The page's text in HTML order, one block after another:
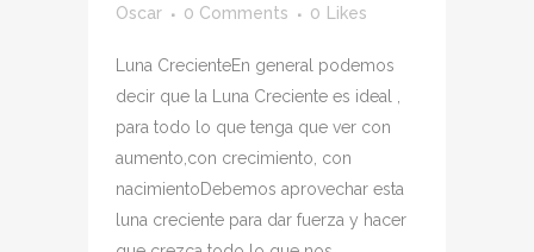
Oscar
0 Comments 0 Likes
Luna CrecienteEn general podemos
decir que la Luna Creciente es ideal ,
para todo lo que tenga que ver con
aumento,con crecimiento, con
nacimientoDebemos aprovechar esta
luna creciente para dar fuerza y hacer